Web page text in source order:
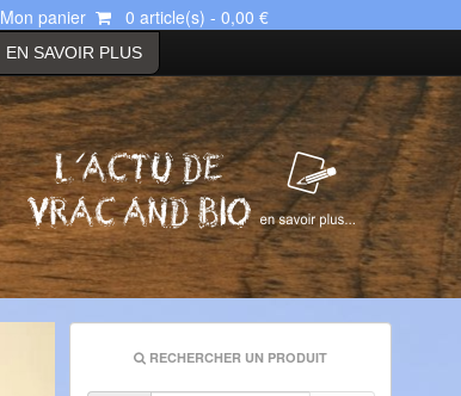
Mon panier 0 article(s) - 0,00 €
EN SAVOIR PLUS
RECHERCHER UN PRODUIT